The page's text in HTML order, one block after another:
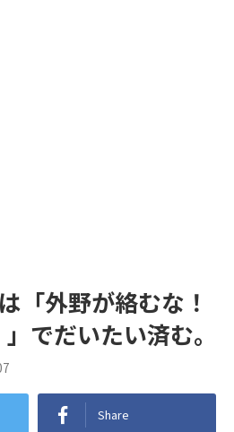
「外野が絡むな！
でだいたい済む。
Share